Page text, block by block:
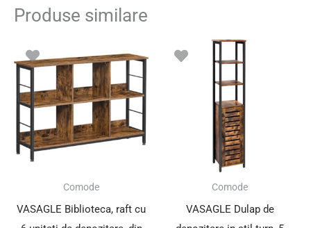
Produse similare
Comode
VASAGLE Biblioteca, raft cu
Comode
VASAGLE Dulap de